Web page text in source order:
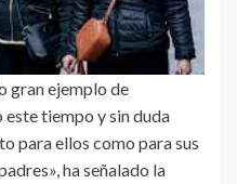
gran ejemplo de
tiempo y sin duda
para ellos como para sus
ha señalado la